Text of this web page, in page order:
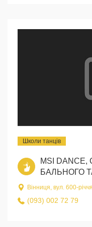
Школи танців
MSI
БАЛЬНОГО
Вінниця, вул. 600-
(093) 002 72 79